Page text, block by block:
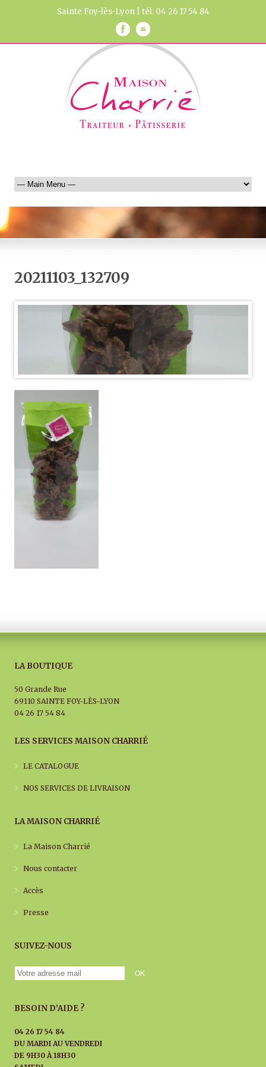
Sainte Foy-lès-Lyon | tél. 04 26 17 54 84
20211103_132709
LA BOUTIQUE
50 Grande Rue
69110 SAINTE FOY-LÈS-LYON
04 26 17 54 84
LES SERVICES MAISON CHARRIÉ
LE CATALOGUE
NOS SERVICES DE LIVRAISON
LA MAISON CHARRIÉ
La Maison Charrié
Nous contacter
Accès
Presse
SUIVEZ-NOUS
BESOIN D’AIDE ?
04 26 17 54 84
DU MARDI AUVENDREDI
DE 9H30 À 18H30